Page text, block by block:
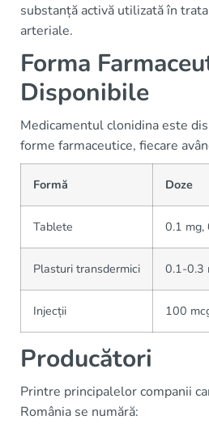
substanță activă utilizată în
arteriale.
Forma
Disponibile
Medicamentul clonidina este
forme farmaceutice, fiecare
Formă Doze
Tablete 0.1 mg,
Plasturi transdermici 0.1-0.3
Injecții 100
Producători
Printre principalelor companii
România se numără: